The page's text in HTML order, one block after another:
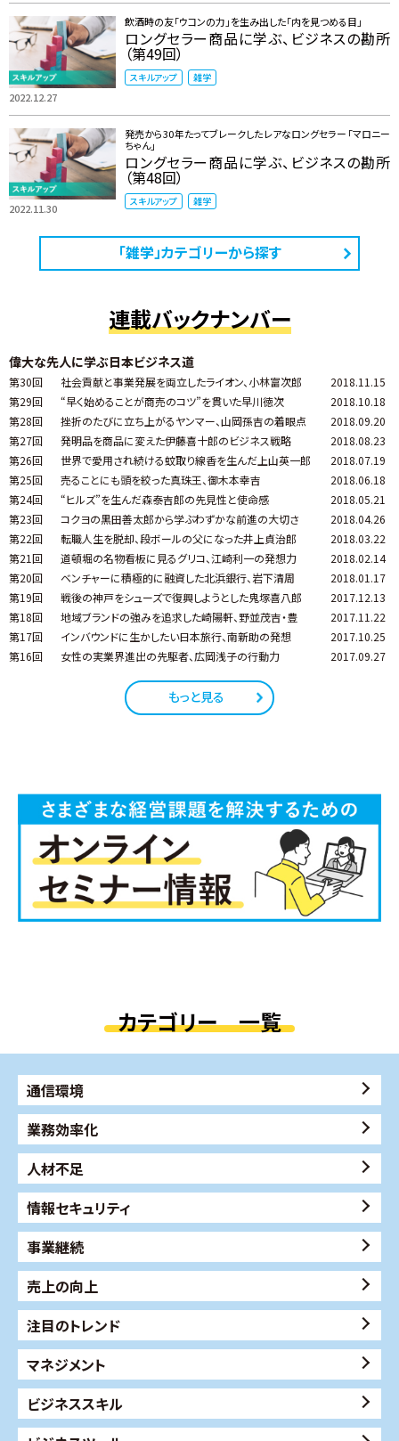
2022.12.27
飲酒時の友「ウコンの力」を生み出した「内を見つめる目」
ロングセラー商品に学ぶ、ビジネスの勘所
（第49回）
スキルアップ 雑学
2022.11.30
発売から30年たってブレークしたレアなロングセラー「マロニー
ちゃん」
ロングセラー商品に学ぶ、ビジネスの勘所
（第48回）
スキルアップ 雑学
「雑学」カテゴリーから探す
連載バックナンバー
偉大な先人に学ぶ日本ビジネス道
第30回 社会貢献と事業発展を両立したライオン、小林富次郎
2018.11.15
第29回
“早く始めることが商売のコツ”を貫いた早川徳次
2018.10.18
第28回
挫折のたびに立ち上がるヤンマー、山岡孫吉の着眼点
2018.09.20
第27回
発明品を商品に変えた伊藤喜十郎のビジネス戦略
2018.08.23
第26回
世界で愛用され続ける蚊取り線香を生んだ上山英一郎
2018.07.19
第25回
売ることにも頭を絞った真珠王、御木本幸吉
2018.06.18
第24回
“ヒルズ”を生んだ森泰吉郎の先見性と使命感
2018.05.21
第23回
コクヨの黒田善太郎から学ぶわずかな前進の大切さ
2018.04.26
第22回
転職人生を脱却、段ボールの父になった井上貞治郎
2018.03.22
第21回
道頓堀の名物看板に見るグリコ、江崎利一の発想力
2018.02.14
第20回
ベンチャーに積極的に融資した北浜銀行、岩下清周
2018.01.17
第19回
戦後の神戸をシューズで復興しようとした鬼塚喜八郎
2017.12.13
第18回
地域ブランドの強みを追求した崎陽軒、野並茂吉・豊
2017.11.22
第17回
インバウンドに生かしたい日本旅行、南新助の発想
2017.10.25
第16回
女性の実業界進出の先駆者、広岡浅子の行動力 2017.09.27
もっと見る
カテゴリー 一覧
通信環境
業務効率化
人材不足
情報セキュリティ
事業継続
売上の向上
注目のトレンド
マネジメント
ビジネススキル